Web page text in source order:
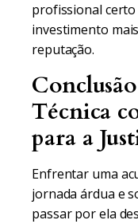
profissional certo
investimento
reputação.
Técnica
para a
Enfrentar uma
jornada árdua e
passar por ela